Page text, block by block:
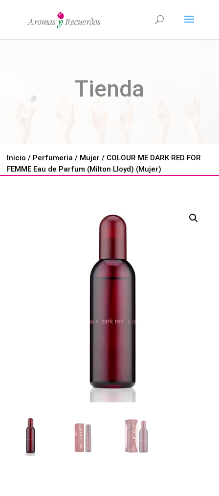
Tienda
Inicio / Perfumeria / Mujer / COLOUR ME DARK RED FOR
FEMME Eau de Parfum (Milton Lloyd) (Mujer)